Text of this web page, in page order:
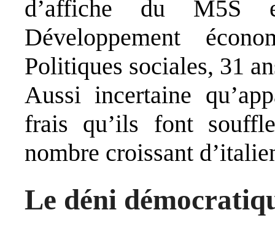
d’affiche du M5S
Développement
Politiques sociales, 31
Aussi incertaine
frais qu’ils font
nombre croissant
Le déni